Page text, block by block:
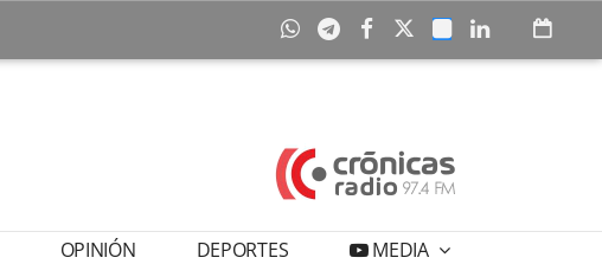
OPINIÓN DEPORTES MEDIA